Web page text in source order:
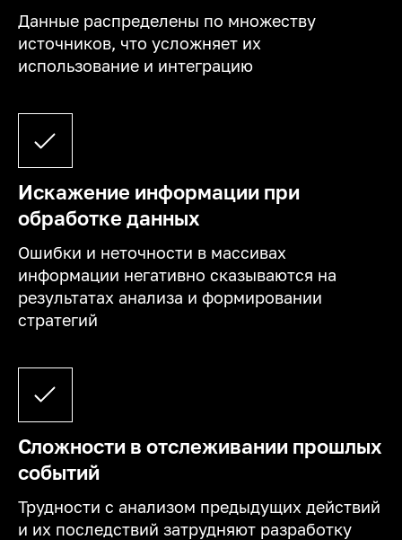
Данные распределены по множеству
источников, что усложняет их
использование и интеграцию
Искажение информации при
обработке данных
Ошибки и неточности в массивах
информации негативно сказываются на
результатах анализа и формировании
стратегий
Сложности в отслеживании прошлых
событий
Трудности с анализом предыдущих действий
и их последствий затрудняют разработку